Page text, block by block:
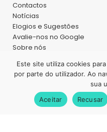
Contactos
Notícias
Elogios e Sugestões
Avalie-nos no Google
Sobre nós
Recrutamento
Política de Privacidade
Livro de Reclamações
Este site utiliza cookies
por parte do utilizador. Ao
sua
Aceitar
Recusar